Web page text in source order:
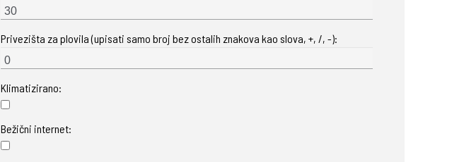
Privezišta za plovila (upisati samo broj bez ostalih znakova kao slova, +, /, -):
Klimatizirano:
Bežični internet: